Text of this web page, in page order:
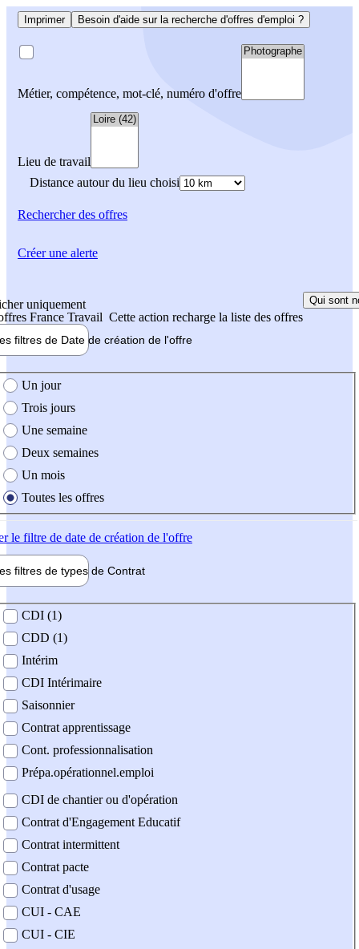
Imprimer Besoin d'aide sur la recherche d'offres d'emploi ?
Métier, compétence, mot-clé, numéro d'offre
Lieu de travail
Distance autour du lieu choisi
Rechercherdes offres
uniquement
France Travail Cette action recharge la liste des offres
Qui sont
filtres de Date de création de l'offre
création de l'offre
Un jour
Trois jours
Une semaine
Deux semaines
Un mois
Toutes les offres
le filtre de date de création de l'offre
filtres de types de Contrat
contrat
CDI (1)
CDD (1)
Intérim
CDI Intérimaire
Saisonnier
Contrat apprentissage
Cont. professionnalisation
Prépa.opérationnel.emploi
CDI de chantier ou d'opération
Contrat d'Engagement Educatif
Contrat intermittent
Contrat pacte
Contrat d'usage
CUI - CAE
CUI - CIE
Créer une alerte